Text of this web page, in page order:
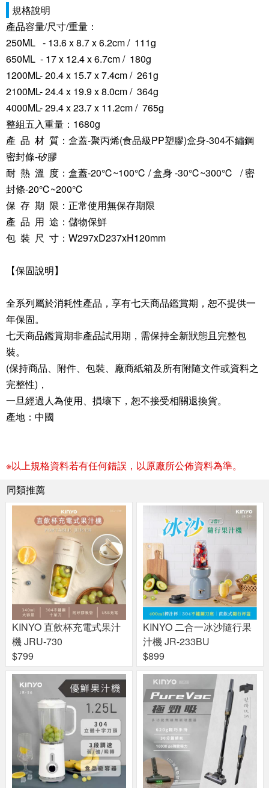
規格說明
產品容量/尺寸/重量：
250ML - 13.6 x 8.7 x 6.2cm / 111g
650ML - 17 x 12.4 x 6.7cm / 180g
1200ML- 20.4 x 15.7 x 7.4cm / 261g
2100ML- 24.4 x 19.9 x 8.0cm / 364g
4000ML- 29.4 x 23.7 x 11.2cm / 765g
整組五入重量：1680g
產 品 材 質：盒蓋-聚丙烯(食品級PP塑膠)盒身-304不鏽鋼
密封條-矽膠
耐 熱 溫 度：盒蓋-20℃~100℃ / 盒身 -30℃~300℃ / 密
封條-20℃~200℃
保 存 期 限：正常使用無保存期限
產 品 用 途：儲物保鮮
包 裝 尺 寸：W297xD237xH120mm
【保固說明】
全系列屬於消耗性產品，享有七天商品鑑賞期，恕不提供一
年保固。
七天商品鑑賞期非產品試用期，需保持全新狀態且完整包
裝。
(保持商品、附件、包裝、廠商紙箱及所有附隨文件或資料之
完整性)，
一旦經過人為使用、損壞下，恕不接受相關退換貨。
產地：中國
※以上規格資料若有任何錯誤，以原廠所公佈資料為準。
同類推薦
KINYO 直飲杯充電式果汁
機 JRU-730
$799
KINYO 二合一冰沙隨行果
汁機 JR-233BU
$899